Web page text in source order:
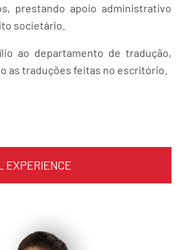
PRIVACIDADE
UTILIZAÇÃO
prestando apoio administrativo
societário.
ao departamento de tradução,
as traduções feitas no escritório.
EXPERIENCE